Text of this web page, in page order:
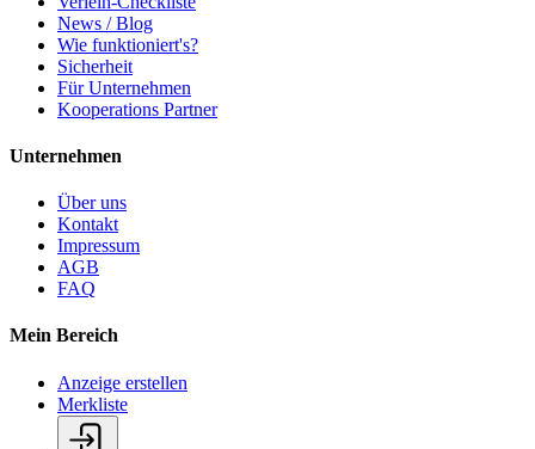
News / Blog
Wie funktioniert's?
Sicherheit
Für Unternehmen
Kooperations Partner
Unternehmen
Über uns
Kontakt
Impressum
AGB
FAQ
Mein Bereich
Anzeige erstellen
Merkliste